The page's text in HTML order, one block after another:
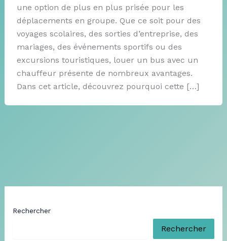
une option de plus en plus prisée pour les
déplacements en groupe. Que ce soit pour des
voyages scolaires, des sorties d’entreprise, des
mariages, des événements sportifs ou des
excursions touristiques, louer un bus avec un
chauffeur présente de nombreux avantages.
Dans cet article, découvrez pourquoi cette […]
Rechercher
Rechercher